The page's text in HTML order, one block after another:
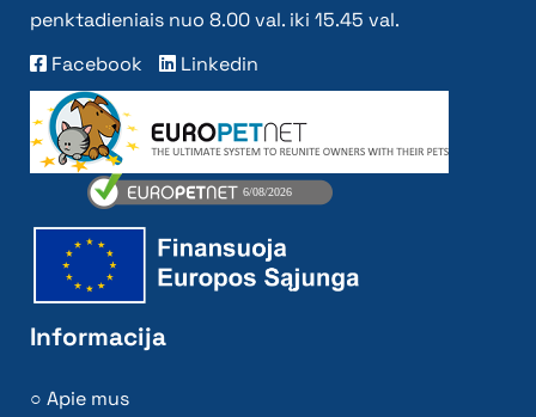
penktadieniais nuo 8.00 val. iki 15.45 val.
Facebook
Linkedin
Informacija
Apie mus